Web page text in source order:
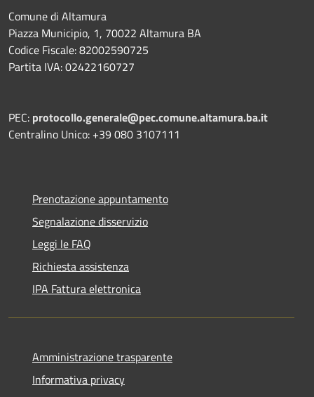
Comune di Altamura
Piazza Municipio, 1, 70022 Altamura BA
Codice Fiscale: 82002590725
Partita IVA: 02422160727
PEC: protocollo.generale@pec.comune.altamura.ba.it
Centralino Unico: +39 080 3107111
Prenotazione appuntamento
Segnalazione disservizio
Leggi le FAQ
Richiesta assistenza
IPA Fattura elettronica
Amministrazione trasparente
Informativa privacy